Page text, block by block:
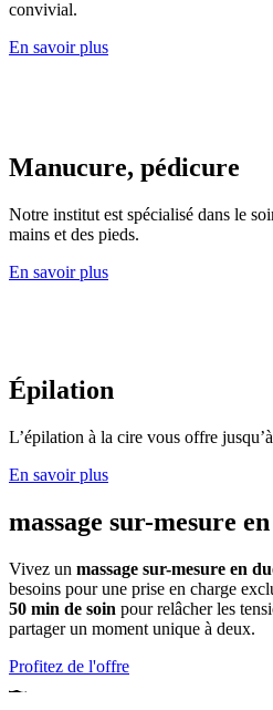
convivial.
En savoir plus
Manucure, pédicure
Notre institut est spécialisé dans le
mains et des pieds.
En savoir plus
Épilation
L’épilation à la cire vous offre
En savoir plus
massage sur-mesure
Vivez un massage sur-mesure en
besoins pour une prise en charge
50 min de soin pour relâcher les
partager un moment unique à deux.
Profitez de l'offre